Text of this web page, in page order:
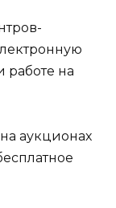
работе на
аукционах